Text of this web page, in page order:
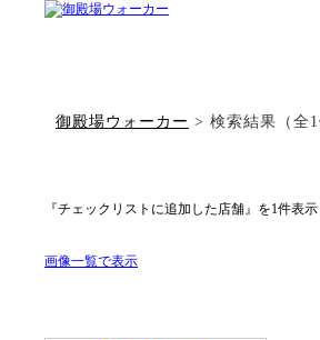
御殿場ウォーカー > 検索結果（全
『チェックリストに追加した店舗』を1件表示
画像一覧で表示